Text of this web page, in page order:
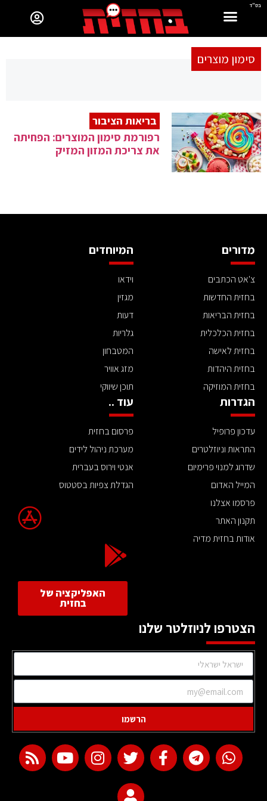
בס"ד
סימון מוצרים
בריאות הציבור
רפורמת סימון המוצרים: הפחיתה
את צריכת המזון המזיק
מדורים
צ'אט הכתבים
בחזית החדשות
בחזית הבריאות
בחזית הכלכלית
בחזית לאישה
בחזית היהדות
בחזית המוזיקה
המיוחדים
וידאו
מגזין
דעות
גלריות
המטבחון
מזג אוויר
תוכן שיווקי
הגדרות
עדכון פרופיל
התראות וניוזלטרים
שדרוג למנוי פרימיום
המייל האדום
פרסמו אצלנו
תקנון האתר
אודות בחזית מדיה
עוד ..
פרסום בחזית
מערכת ניהול לידים
אנטי וירוס בעברית
הגדלת צפיות בסטטוס
האפליקציה של
בחזית
הצטרפו לניוזלטר שלנו
הרשמו